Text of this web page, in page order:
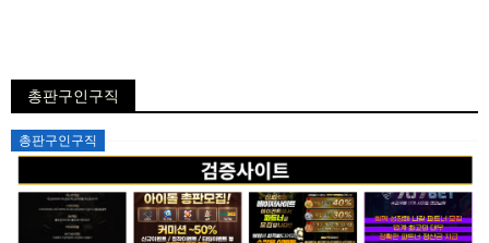
총판구인구직
총판구인구직
Posted
on